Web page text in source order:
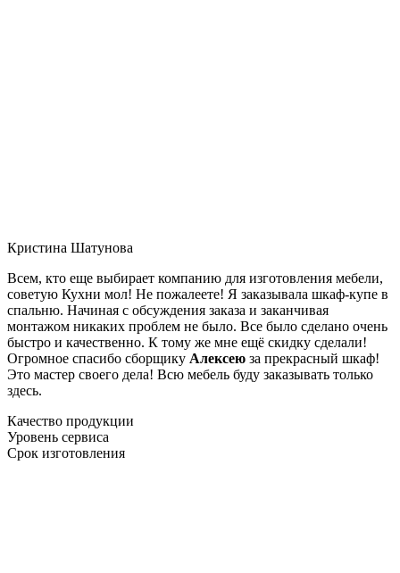
Кристина Шатунова
Всем, кто еще выбирает компанию для изготовления мебели,
советую Кухни мол! Не пожалеете! Я заказывала шкаф-купе в
спальню. Начиная с обсуждения заказа и заканчивая
монтажом никаких проблем не было. Все было сделано очень
быстро и качественно. К тому же мне ещё скидку сделали!
Огромное спасибо сборщику Алексею за прекрасный шкаф!
Это мастер своего дела! Всю мебель буду заказывать только
здесь.
Качество продукции
Уровень сервиса
Срок изготовления